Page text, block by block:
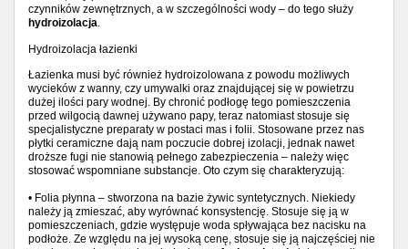
czynników zewnętrznych, a w szczególności wody – do tego służy
hydroizolacja.
Hydroizolacja łazienki
Łazienka musi być również hydroizolowana z powodu możliwych
wycieków z wanny, czy umywalki oraz znajdującej się w powietrzu
dużej ilości pary wodnej. By chronić podłogę tego pomieszczenia
przed wilgocią dawnej używano papy, teraz natomiast stosuje się
specjalistyczne preparaty w postaci mas i folii. Stosowane przez nas
płytki ceramiczne dają nam poczucie dobrej izolacji, jednak nawet
droższe fugi nie stanowią pełnego zabezpieczenia – należy więc
stosować wspomniane substancje. Oto czym się charakteryzują:
• Folia płynna – stworzona na bazie żywic syntetycznych. Niekiedy
należy ją zmieszać, aby wyrównać konsystencję. Stosuje się ją w
pomieszczeniach, gdzie występuje woda spływająca bez nacisku na
podłoże. Ze względu na jej wysoką cenę, stosuje się ją najczęściej nie